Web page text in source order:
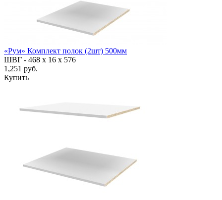
«Рум» Комплект полок (2шт) 500мм
ШВГ - 468 х 16 х 576
1,251 руб.
Купить